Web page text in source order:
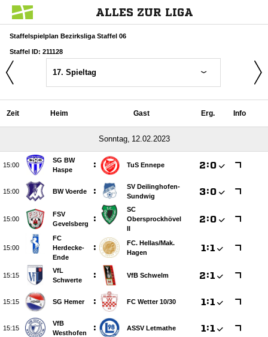
ALLES ZUR LIGA
Staffelspielplan Bezirksliga Staffel 06
Staffel ID: 211128
17. Spieltag
Zeit Heim Gast Erg. Info
 

SG BW
Haspe
: TuS Ennepe :
 BW Voerde :
SV Deilinghofen-
Sundwig
:

FSV
Gevelsberg
:
SC
Obersprockhövel
II
:

FC
Herdecke-
Ende
:
FC. Hellas/​Mak.
Hagen
 :

VfL
Schwerte
: VfB Schwelm :
 SG Hemer : FC Wetter 10/​30  :

VfB
Westhofen
: ASSV Letmathe  :